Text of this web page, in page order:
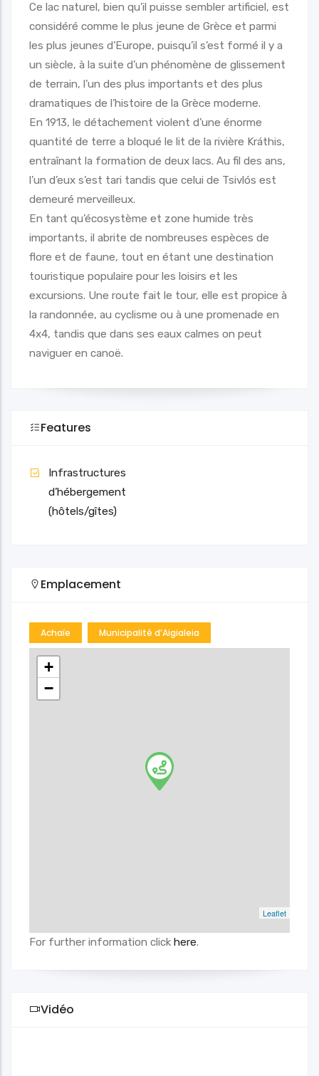
Ce lac naturel, bien qu’il puisse sembler artificiel, est
considéré comme le plus jeune de Grèce et parmi
les plus jeunes d’Europe, puisqu’il s’est formé il y a
un siècle, à la suite d’un phénomène de glissement
de terrain, l’un des plus importants et des plus
dramatiques de l’histoire de la Grèce moderne.
En 1913, le détachement violent d’une énorme
quantité de terre a bloqué le lit de la rivière Kráthis,
entraînant la formation de deux lacs. Au fil des ans,
l’un d’eux s’est tari tandis que celui de Tsivlós est
demeuré merveilleux.
En tant qu’écosystème et zone humide très
importants, il abrite de nombreuses espèces de
flore et de faune, tout en étant une destination
touristique populaire pour les loisirs et les
excursions. Une route fait le tour, elle est propice à
la randonnée, au cyclisme ou à une promenade en
4x4, tandis que dans ses eaux calmes on peut
naviguer en canoë.
Features
Infrastructures
d’hébergement
(hôtels/gîtes)
Emplacement
Achaïe Municipalité d’Aigialeia
+
−
Leaflet
For further information click here.
Vidéo